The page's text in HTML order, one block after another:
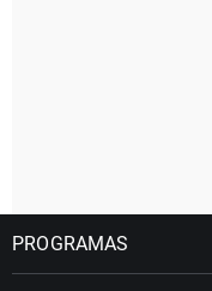
PROGRAMAS